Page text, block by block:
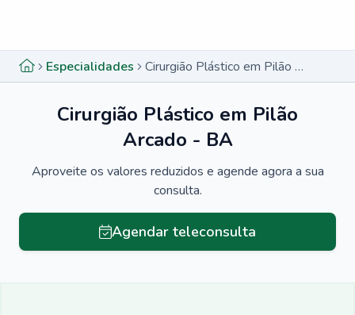
Especialidades Cirurgião Plástico em Pilão Arcado - BA
Cirurgião Plástico em Pilão
Arcado - BA
Aproveite os valores reduzidos e agende agora a sua
consulta.
Agendar teleconsulta